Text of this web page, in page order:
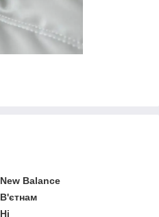
New Balance
В'єтнам
Ні